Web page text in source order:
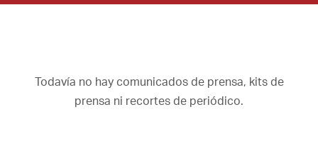
Todavía no hay comunicados de prensa, kits de
prensa ni recortes de periódico.